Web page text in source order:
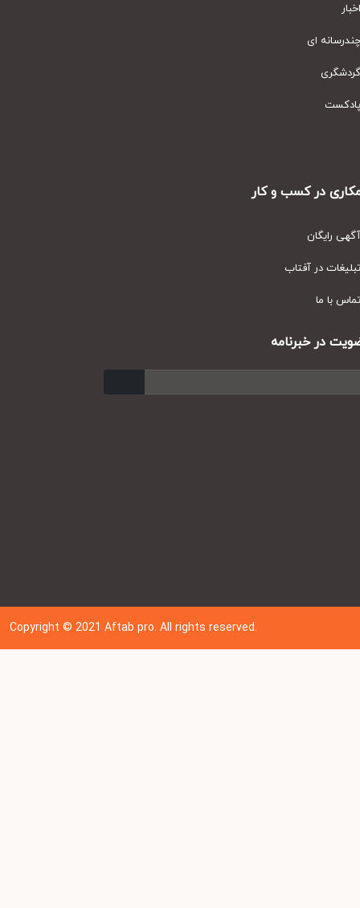
ای
در کسب و کار
رایگان
در آفتاب
با ما
در خبرنامه
Copyright © 202 1Aftab pro. All rights reserved.